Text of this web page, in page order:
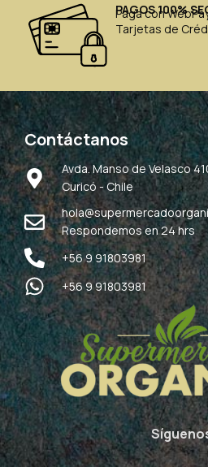
PAGOS 100%
Paga con
Tarjetas de
Contáctanos
Avda. Manso de Velasco
Curicó - Chile
Respondemos en 24 hrs
+56 9 91803981
+56 9 91803981